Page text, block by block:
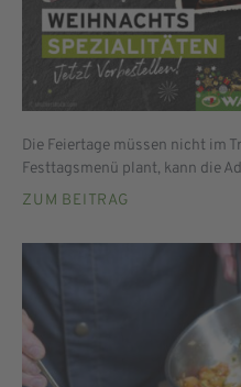
Die Feiertage müssen nicht im
Festtagsmenü plant, kann die
ZUM BEITRAG